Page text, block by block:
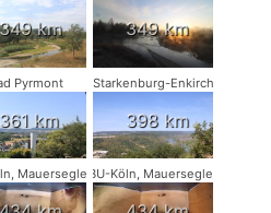
349 km 349 km
Pyrmont
361 km
Starkenburg-Enkirch
398 km
Mauersegler #1NABU-Köln, Mauersegler #2